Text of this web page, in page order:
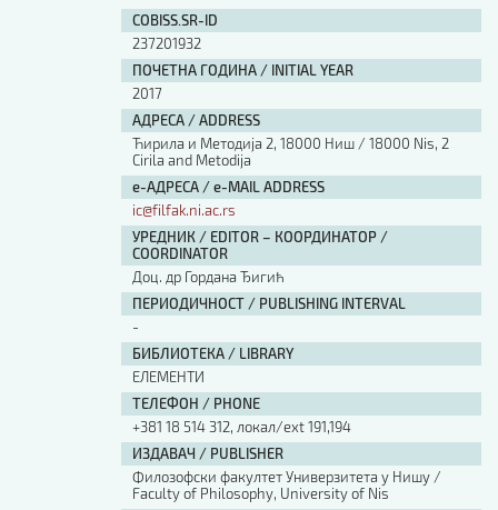
COBISS.SR-ID
237201932
ПОЧЕТНА ГОДИНА / INITIAL YEAR
2017
АДРЕСА / ADDRESS
Ћирила и Методија 2, 18000 Ниш / 18000 Nis, 2
Cirila and Metodija
е-АДРЕСА / e-MAIL ADDRESS
ic@filfak.ni.ac.rs
УРЕДНИК / EDITOR – КООРДИНАТОР /
COORDINATOR
Доц. др Гордана Ђигић
ПЕРИОДИЧНОСТ / PUBLISHING INTERVAL
-
БИБЛИОТЕКА / LIBRARY
ЕЛЕМЕНТИ
ТЕЛЕФОН / PHONE
+381 18 514 312, локал/ext 191,194
ИЗДАВАЧ / PUBLISHER
Филозофски факултет Универзитета у Нишу /
Faculty of Philosophy, University of Nis